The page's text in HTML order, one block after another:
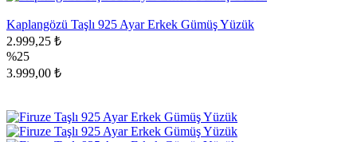
Kaplangözü Taşlı 925 Ayar Erkek Gümüş Yüzük
2.999,25 ₺
%25
3.999,00 ₺